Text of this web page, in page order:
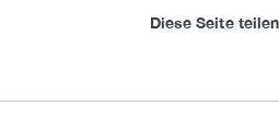
Diese Seite teilen